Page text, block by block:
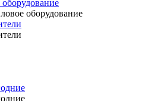
оборудование